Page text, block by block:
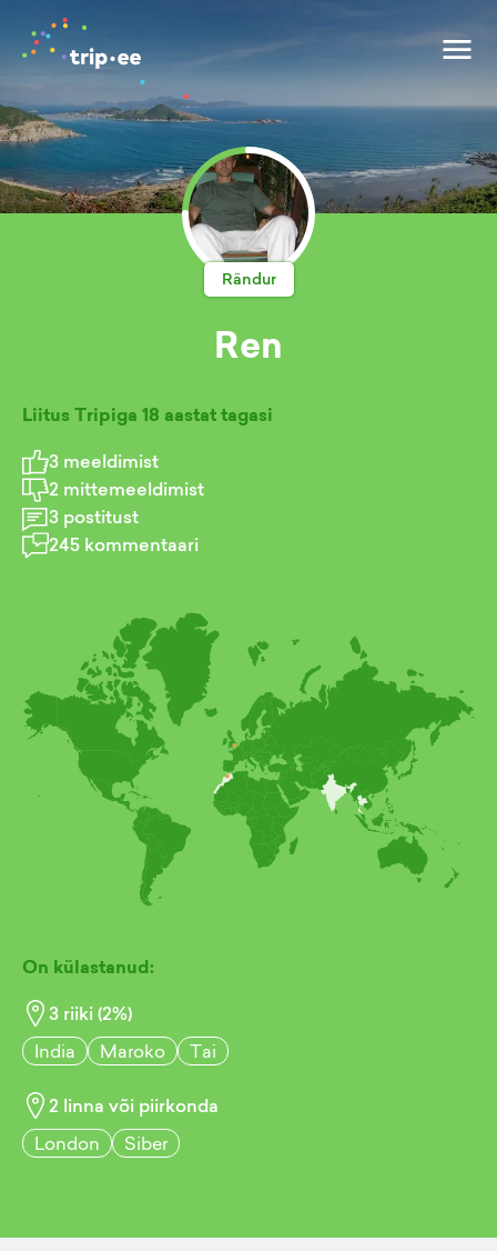
Rändur
Ren
Liitus Tripiga 18 aastat tagasi
3 meeldimist
2 mittemeeldimist
3 postitust
245 kommentaari
On külastanud:
3 riiki (2%)
India
Maroko Tai
2 linna või piirkonda
London
Siber